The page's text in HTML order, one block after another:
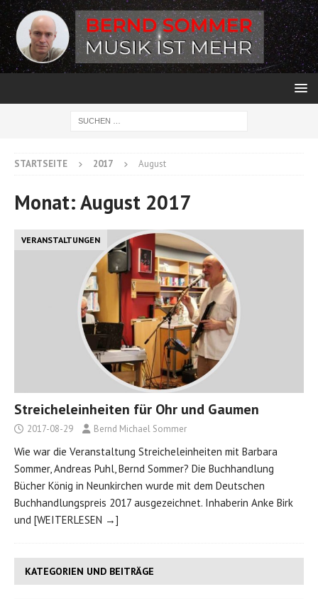
STARTSEITE 2017 August
Monat:August 2017
VERANSTALTUNGEN
Streicheleinheiten für Ohr und Gaumen
2017-08-29 Bernd Michael Sommer
Wie war die Veranstaltung Streicheleinheiten mit Barbara
Sommer, Andreas Puhl, Bernd Sommer? Die Buchhandlung
Bücher König in Neunkirchen wurde mit dem Deutschen
Buchhandlungspreis 2017 ausgezeichnet. Inhaberin Anke Birk
und [WEITERLESEN →]
KATEGORIEN UND BEITRÄGE